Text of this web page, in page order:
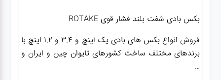
بکس بادی شفت بلند فشار قوی ROTAKE
فروش انواع بکس های بادی یک اینچ و 3.4 و 1.2 اینچ با
برندهای مختلف ساخت کشورهای تایوان چین و ایران و
…